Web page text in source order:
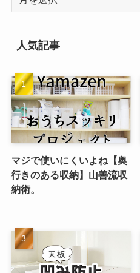
ブ
人気記事
マジで使いにくいよね【奥
行きのある収納】山善流収
納術。